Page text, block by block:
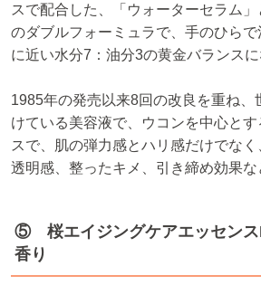
スで配合した、「ウォーターセラム」
のダブルフォーミュラで、手のひら
に近い水分7：油分3の黄金バランスに
1985年の発売以来8回の改良を重ね、
けている美容液で、ウコンを中心と
スで、肌の弾力感とハリ感だけでな
透明感、整ったキメ、引き締め効果な
⑤ 桜エイジングケアエッセンス
香り